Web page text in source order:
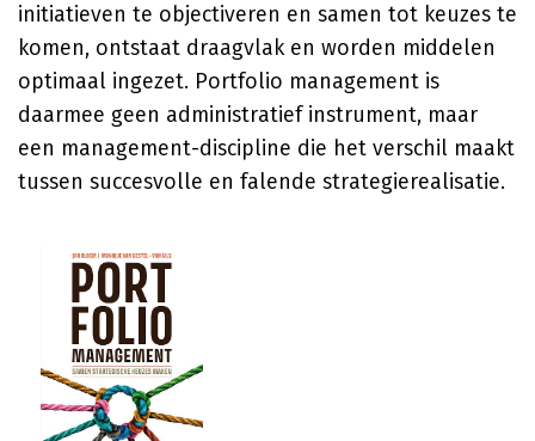
initiatieven te objectiveren en samen tot keuzes te
komen, ontstaat draagvlak en worden middelen
optimaal ingezet. Portfolio management is
daarmee geen administratief instrument, maar
een management-discipline die het verschil maakt
tussen succesvolle en falende strategierealisatie.